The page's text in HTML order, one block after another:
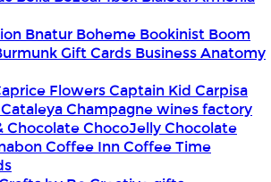
Bnatur Boheme Bookinist Boom
Gift Cards Business Anatomy
FlowersCaptain Kid Carpisa
CataleyaChampagne wines factory
ChocolateChocoJellyChocolate
Coffee InnCoffee Time